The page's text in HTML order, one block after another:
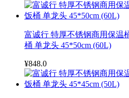
富诚行 特厚不锈钢商用保温
桶 单龙头 45*50cm (60L)
¥848.0